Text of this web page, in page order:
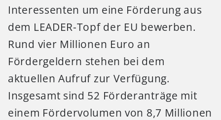
Interessenten um eine Förderung aus
dem LEADER-Topf der EU bewerben.
Rund vier Millionen Euro an
Fördergeldern stehen bei dem
aktuellen Aufruf zur Verfügung.
Insgesamt sind 52 Förderanträge mit
einem Fördervolumen von 8,7 Millionen